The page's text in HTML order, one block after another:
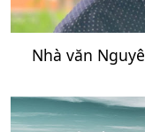
Nhà văn